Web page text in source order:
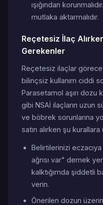
ışığından
mutlaka aktarmalıdır.
Reçetesiz İlaç
Gerekenler
Reçetesiz ilaçlar
bilinçsiz kullanım ciddi
Parasetamol aşırı dozu
gibi NSAİ ilaçların uzun
ve böbrek sorunlarına
satın alırken şu kurallara
Belirtilerinizi
ağrısı var" demek
kalktığımda şiddetli
verin.
Önerilen dozun